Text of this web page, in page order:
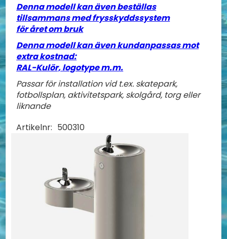
Denna modell kan även beställas
tillsammans med frysskyddssystem
för året om bruk
Denna modell kan även kundanpassas mot
extra kostnad:
RAL-Kulör, logotype m.m.
Passar för installation vid t.ex. skatepark,
fotbollsplan, aktivitetspark, skolgård, torg eller
liknande
Artikelnr: 500310